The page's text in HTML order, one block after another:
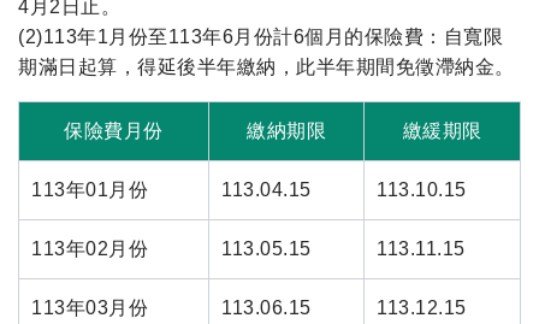
4月2日止。
(2)113年1月份至113年6月份計6個月的保險費：自寬限
期滿日起算，得延後半年繳納，此半年期間免徵滯納金。
保險費月份 繳納期限 繳緩期限
113年01月份 113.04.15 113.10.15
113年02月份 113.05.15 113.11.15
113年03月份 113.06.15 113.12.15